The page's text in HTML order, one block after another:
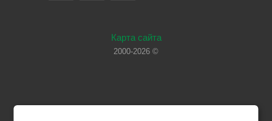
Карта сайта
2000-2026 ©